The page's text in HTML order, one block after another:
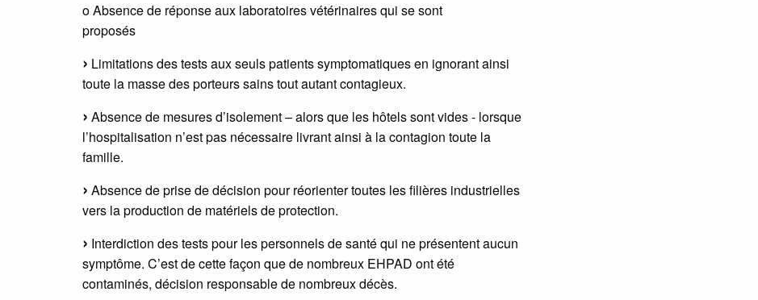
o Absence de réponse aux laboratoires vétérinaires qui se sont
proposés
Limitations des tests aux seuls patients symptomatiques en ignorant ainsi
toute la masse des porteurs sains tout autant contagieux.
Absence de mesures d’isolement – alors que les hôtels sont vides - lorsque
l’hospitalisation n’est pas nécessaire livrant ainsi à la contagion toute la
famille.
Absence de prise de décision pour réorienter toutes les filières industrielles
vers la production de matériels de protection.
Interdiction des tests pour les personnels de santé qui ne présentent aucun
symptôme. C’est de cette façon que de nombreux EHPAD ont été
contaminés, décision responsable de nombreux décès.